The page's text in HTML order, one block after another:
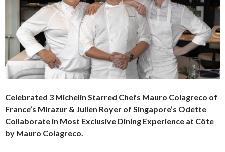
Celebrated 3 Michelin Starred Chefs Mauro Colagreco of
France’s Mirazur & Julien Royer of Singapore’s Odette
Collaborate in Most Exclusive Dining Experience at Côte
by Mauro Colagreco.